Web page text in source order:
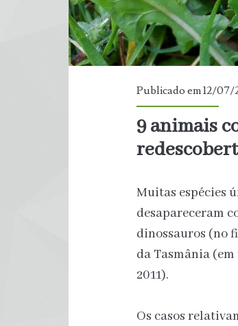
Publicado em 12/07/
9 animais
Muitas espécies
desapareceram
dinossauros (no
da Tasmânia
2011).
Os casos